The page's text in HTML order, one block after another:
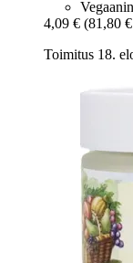
4,09 € (81,80
Toimitus 18.